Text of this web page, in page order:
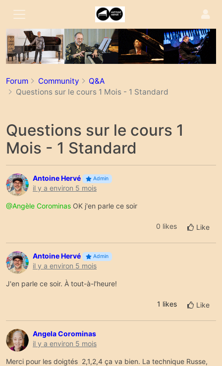
Forum Community
Q&A
Questions sur le cours 1 Mois - 1 Standard
Questions sur le cours 1
Mois - 1 Standard
Antoine Hervé Admin
il y a environ 5 mois
@Angèle Corominas OK j'en parle ce soir
0 likes Like
Antoine Hervé Admin
il y a environ 5 mois
J'en parle ce soir. À tout-à-l'heure!
1 likes Like
Angela Corominas
il y a environ 5 mois
Merci pour les doigtés 2,1,2,4 ça va bien. La technique Russe,